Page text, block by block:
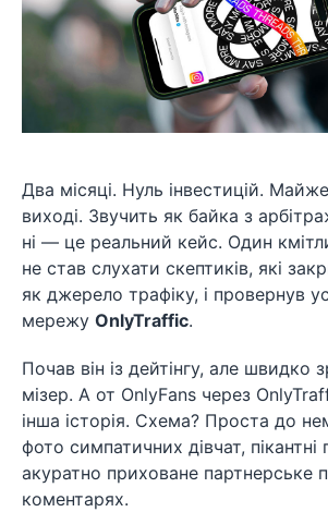
Два місяці. Нуль інвестицій.
виході. Звучить як байка з
ні — це реальний кейс. Один
не став слухати скептиків, які
як джерело трафіку, і провернув
мережу OnlyTraffic.
Почав він із дейтінгу, але швидко
мізер. А от OnlyFans через
інша історія. Схема? Проста до
фото симпатичних дівчат, пікантні
акуратно приховане партнерське
коментарях.